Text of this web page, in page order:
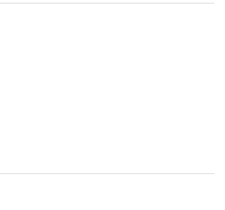
每天補滿的，再加上充分補充的飲
給予的關心問候留言，大概也只
給予無微不至的照顧和呵護。 有
打掃得很乾淨。酒店據朋友說在
住，完全感受不到年代感，各方
出去威海海景以及威高廣場，視
店的接待和服務人員。 浴室的熱
跟前台反應，他們馬上就有處
。另外，退房的前一天，還麻煩
帶乾淨的換洗衣物回家，真好，又
感受到的溫暖。 早餐的選擇不